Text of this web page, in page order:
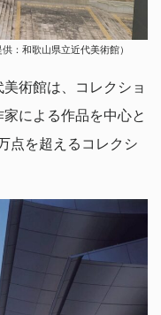
：和歌山県立近代美術館）
術館は、コレクショ
による作品を中心と
点を超えるコレクシ